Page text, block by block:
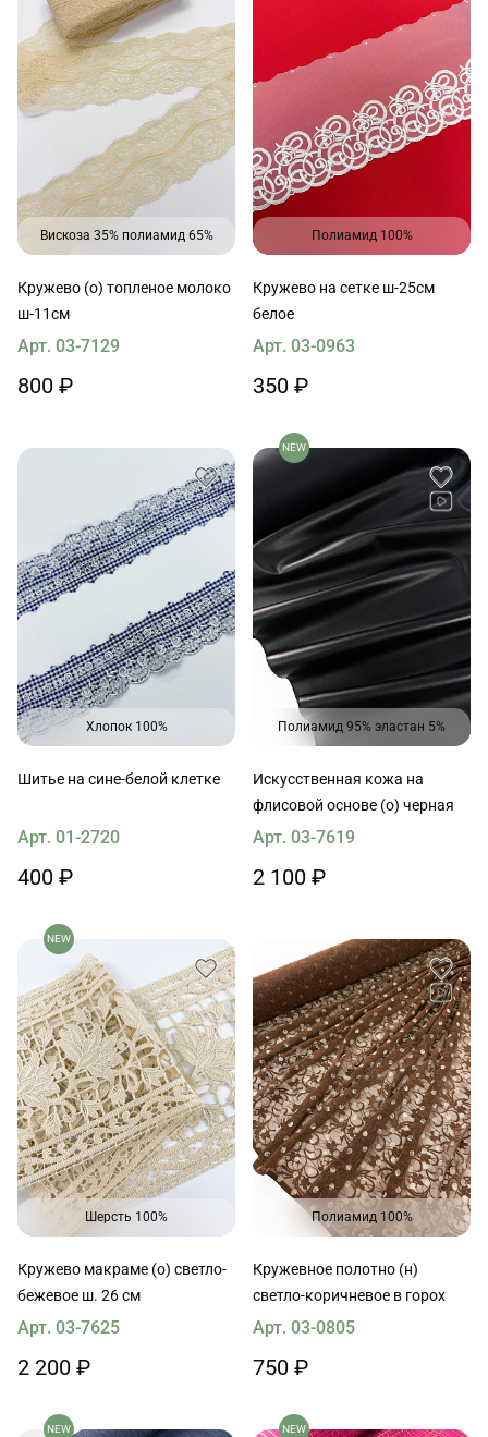
Вискоза 35% полиамид 65%
Кружево (о) топленое молоко
ш-11см
Арт. 03-7129
800 ₽
Полиамид 100%
Кружево на сетке ш-25см
белое
Арт. 03-0963
350 ₽
Хлопок 100%
Шитье на сине-белой клетке
Арт. 01-2720
400 ₽
NEW
Полиамид 95% эластан 5%
Искусственная кожа на
флисовой основе (о) черная
Арт. 03-7619
2 100 ₽
NEW
Шерсть 100%
Кружево макраме (о) светло-
бежевое ш. 26 см
Арт. 03-7625
2 200 ₽
Полиамид 100%
Кружевное полотно (н)
светло-коричневое в горох
Арт. 03-0805
750 ₽
NEW NEW